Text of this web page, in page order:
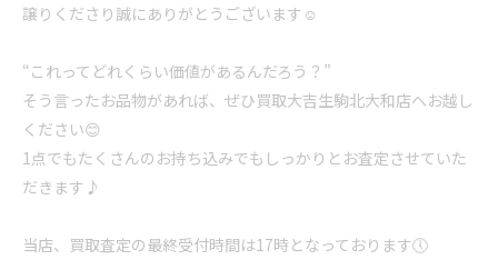
譲りくださり誠にありがとうございます☺️
“これってどれくらい価値があるんだろう？”
そう言ったお品物があれば、ぜひ買取大吉生駒北大和店へお越し
ください😊
1点でもたくさんのお持ち込みでもしっかりとお査定させていた
だきます♪
当店、買取査定の最終受付時間は17時となっております🕔